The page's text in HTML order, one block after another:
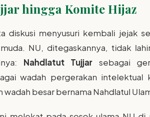
hingga Komite Hijaz
diskusi menyusuri kembali jejak
NU, ditegaskannya, tidak
Nahdlatut Tujjar sebagai
wadah pergerakan intelektual
besar bernama Nahdlatul